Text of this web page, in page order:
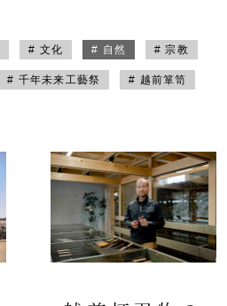
# 文化 # 自然 # 宗教
# 千年未来工藝祭 # 越前箪笥